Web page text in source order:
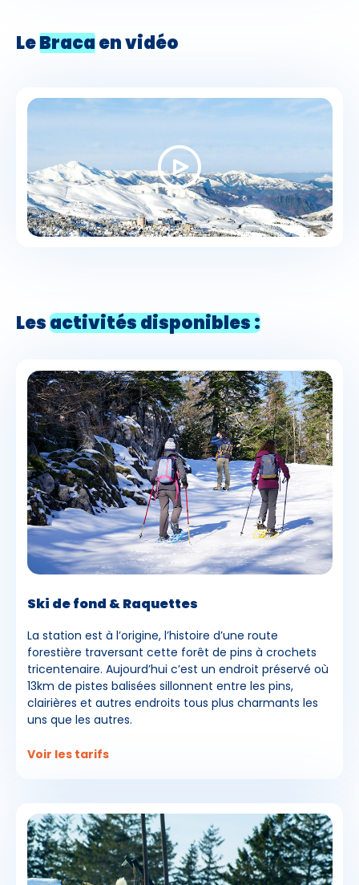
LeBracaen vidéo
Lesactivités disponibles :
Ski de fond & Raquettes
La station est à l’origine, l’histoire d’une route
forestière traversant cette forêt de pins à crochets
tricentenaire. Aujourd’hui c’est un endroit préservé où
13km de pistes balisées sillonnent entre les pins,
clairières et autres endroits tous plus charmants les
uns que les autres.
Voir les tarifs